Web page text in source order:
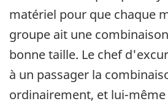
matériel pour que chaque
groupe ait une
bonne taille. Le chef
à un passager la
ordinairement, et lui-même